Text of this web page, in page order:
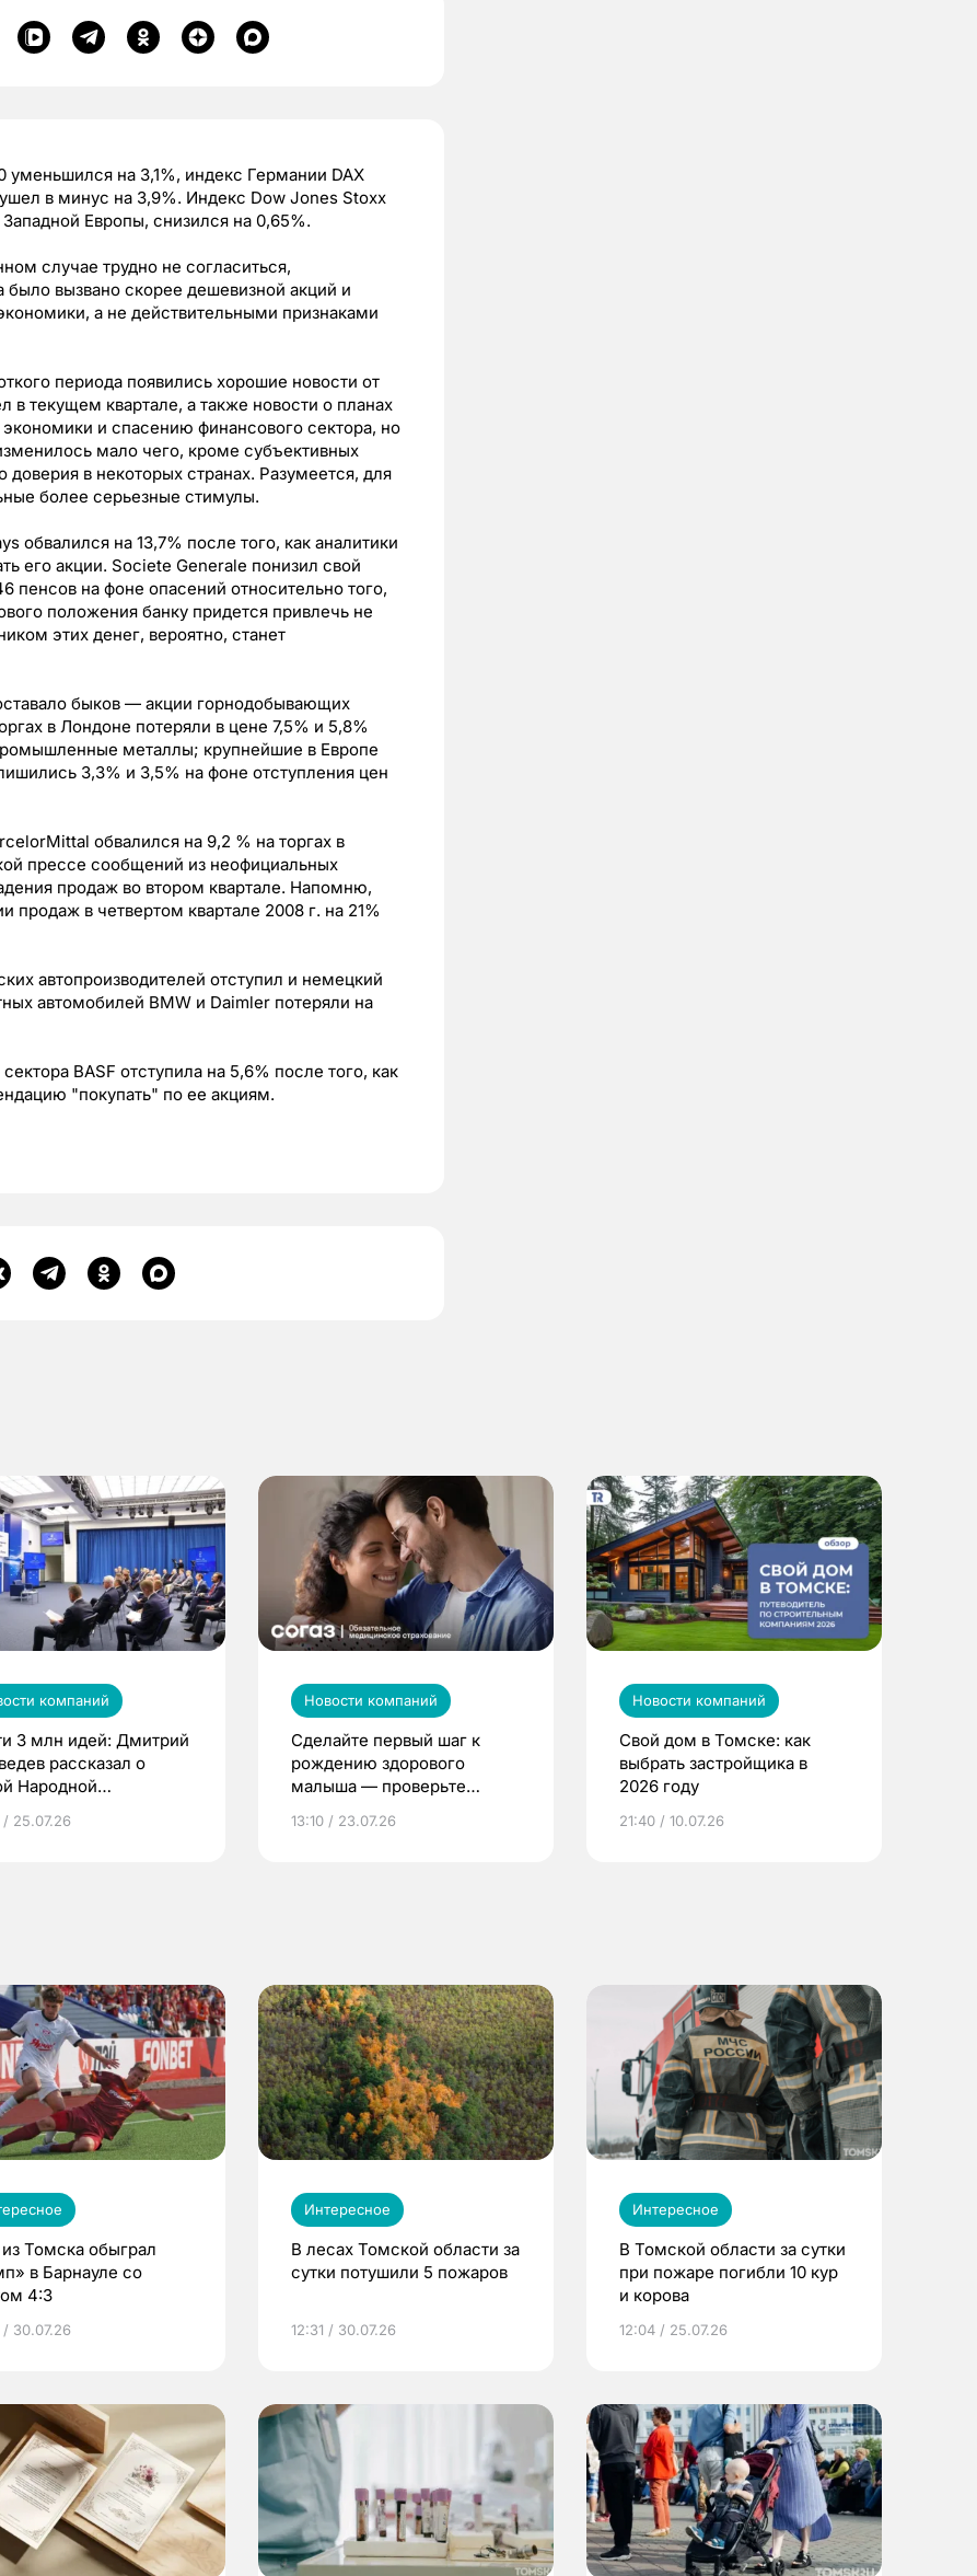
на 3,1%, индекс Германии DAX
в минус на 3,9%. Индекс Dow Jones Stoxx
Европы, снизился на 0,65%.
случае трудно не согласиться,
вызвано скорее дешевизной акций и
а не действительными признаками
периода появились хорошие новости от
в текущем квартале, а также новости о планах
и спасению финансового сектора, но
мало чего, кроме субъективных
в некоторых странах. Разумеется, для
более серьезные стимулы.
обвалился на 13,7% после того, как аналитики
его акции. Societe Generale понизил свой
пенсов на фоне опасений относительно того,
положения банку придется привлечь не
этих денег, вероятно, станет
быков — акции горнодобывающих
в Лондоне потеряли в цене 7,5% и 5,8%
металлы; крупнейшие в Европе
3,3% и 3,5% на фоне отступления цен
обвалился на 9,2 % на торгах в
прессе сообщений из неофициальных
продаж во втором квартале. Напомню,
в четвертом квартале 2008 г. на 21%
автопроизводителей отступил и немецкий
автомобилей BMW и Daimler потеряли на
BASF отступила на 5,6% после того, как
"покупать" по ее акциям.
компаний
3 млн идей: Дмитрий
рассказал о
Народной
/ 25.07.26
Новости компаний
Сделайте первый шаг к
рождению здорового
малыша — проверьте
по ОМС!
13:10 / 23.07.26
Новости компаний
Свой дом в Томске: как
выбрать застройщика в
2026 году
21:40 / 10.07.26
Томска обыграл
в Барнауле со
4:3
/ 30.07.26
Интересное
В лесах Томской области за
сутки потушили 5 пожаров
12:31 / 30.07.26
Интересное
В Томской области за сутки
при пожаре погибли 10 кур
и корова
12:04 / 25.07.26